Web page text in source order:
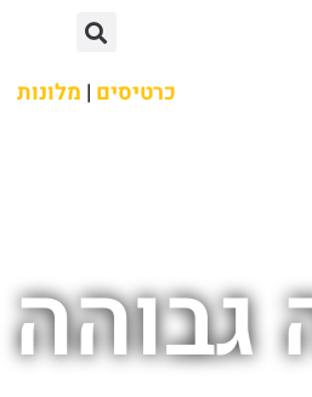
כרטיסים | מלונות
גבוהה